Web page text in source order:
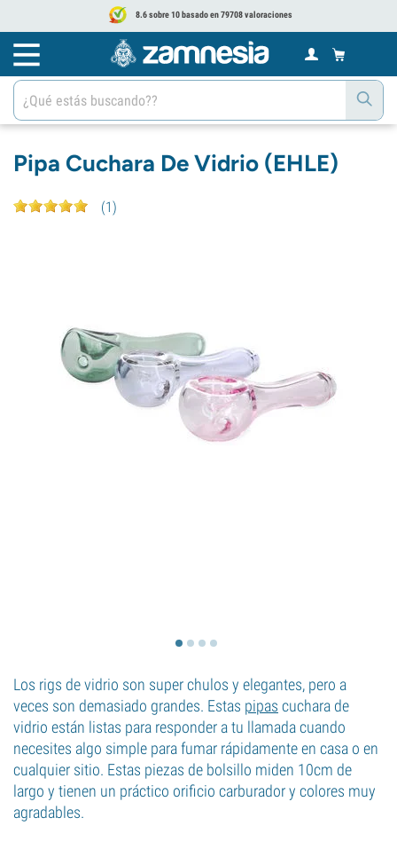
8.6 sobre 10 basado en 79708 valoraciones
Pipa Cuchara De Vidrio (EHLE)
(1)
Los rigs de vidrio son super chulos y elegantes, pero a
veces son demasiado grandes. Estas pipas cuchara de
vidrio están listas para responder a tu llamada cuando
necesites algo simple para fumar rápidamente en casa o en
cualquier sitio. Estas piezas de bolsillo miden 10cm de
largo y tienen un práctico orificio carburador y colores muy
agradables.